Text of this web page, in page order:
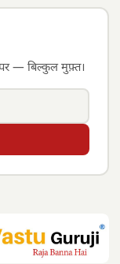
— बिल्कुल मुफ़्त।